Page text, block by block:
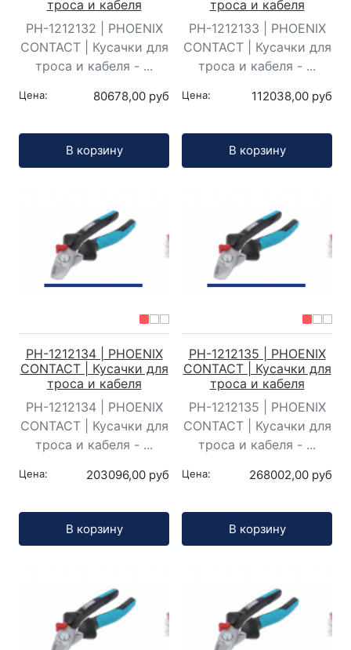
троса и кабеля
PH-1212132 | PHOENIX
CONTACT | Кусачки для
троса и кабеля - ...
Цена: 80678,00 руб
В корзину
троса и кабеля
PH-1212133 | PHOENIX
CONTACT | Кусачки для
троса и кабеля - ...
Цена: 112038,00 руб
В корзину
PH-1212134 | PHOENIX
CONTACT | Кусачки для
троса и кабеля
PH-1212134 | PHOENIX
CONTACT | Кусачки для
троса и кабеля - ...
Цена: 203096,00 руб
В корзину
PH-1212135 | PHOENIX
CONTACT | Кусачки для
троса и кабеля
PH-1212135 | PHOENIX
CONTACT | Кусачки для
троса и кабеля - ...
Цена: 268002,00 руб
В корзину